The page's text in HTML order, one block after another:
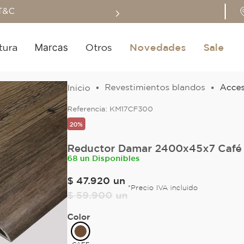
Marcas Otros Novedades Sale
Revestimientos blandos
Referencia: KM17CF300
20%
Reductor Damar 2400x45x7 Café
68 un Disponibles
$ 47.920 un
$ 59.900 un
*Precio IVA incluido
Color